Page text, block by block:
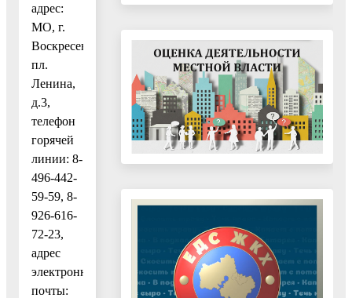
адрес:
МО, г.
Воскресенск,
пл.
Ленина,
д.3,
телефон
горячей
линии: 8-
496-442-
59-59, 8-
926-616-
72-23,
адрес
электронной
почты: